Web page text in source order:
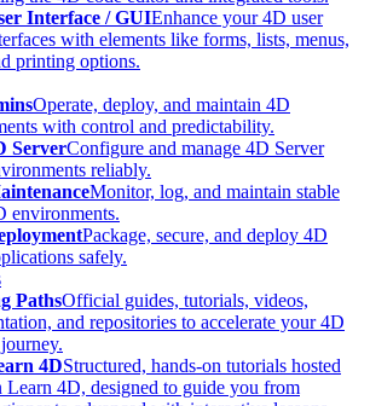
Interface / GUIEnhance your 4D user
with elements like forms, lists, menus,
printing options.
Operate, deploy, and maintain 4D
with control and predictability.
ServerConfigure and manage 4D Server
reliably.
Monitor, log, and maintain stable
environments.
Package, secure, and deploy 4D
safely.
PathsOfficial guides, tutorials, videos,
and repositories to accelerate your 4D
4DStructured, hands-on tutorials hosted
Learn 4D, designed to guide you from